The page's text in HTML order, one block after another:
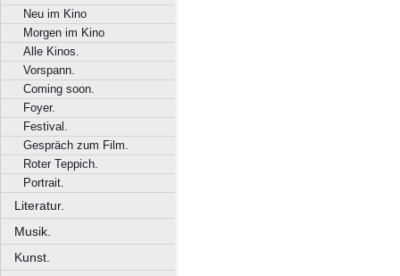
Neu im Kino
Morgen im Kino
Alle Kinos.
Vorspann.
Coming soon.
Foyer.
Festival.
Gespräch zum Film.
Roter Teppich.
Portrait.
Literatur.
Musik.
Kunst.